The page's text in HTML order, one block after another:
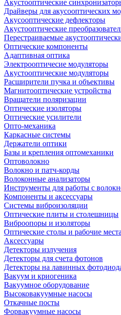
Акустооптические
Драйверы для акусооптических
Акусооптические дефлекторы
Акустооптические
Перестраиваемые
Оптические компоненты
Адаптивная оптика
Электрооптичесие модуляторы
Акустооптические модуляторы
Расширители пучка и объективы
Магнитооптические устройства
Вращатели поляризации
Оптические изоляторы
Оптические усилители
Опто-механика
Каркасные системы
Держатели оптики
Базы и крепления оптомеханики
Оптоволокно
Волокно и патч-корды
Волоконные анализаторы
Инструменты для работы с
Компоненты и аксессуары
Системы виброизоляции
Оптические плиты и столешницы
Виброопоры и изоляторы
Оптические столы и рабочие места
Аксессуары
Детекторы излучения
Детекторы для счета фотонов
Детекторы на лавинных
Вакуум и криогеника
Вакуумное оборудование
Высоковакуумные насосы
Откачные посты
Форвакуумные насосы